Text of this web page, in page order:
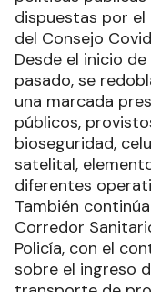
dispuestas por el
del Consejo
Desde el inicio
pasado, se
una marcada
públicos,
bioseguridad,
satelital,
diferentes
También
Corredor
Policía, con el
sobre el ingreso